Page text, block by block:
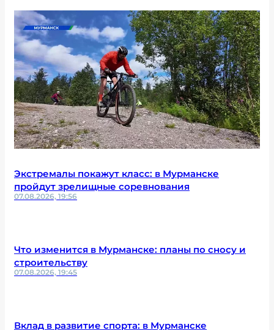
Экстремалы покажут класс: в Мурманске
пройдут зрелищные соревнования
07.08.2026, 19:56
Что изменится в Мурманске: планы по сносу и
строительству
07.08.2026, 19:45
Вклад в развитие спорта: в Мурманске